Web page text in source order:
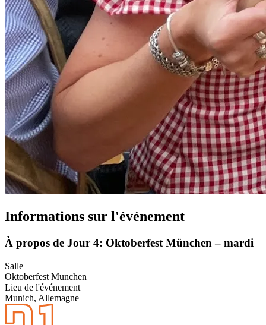
Informations sur l'événement
À propos de Jour 4: Oktoberfest München – mardi
Salle
Oktoberfest Munchen
Lieu de l'événement
Munich, Allemagne